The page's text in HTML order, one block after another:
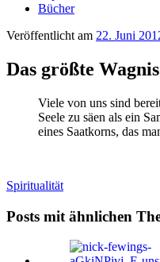
Bücher
Veröffentlicht am 22. Juni
Das größte Wagnis
Viele von uns sind
Seele zu säen als ein
eines Saatkorns, das
Spiritualität
Posts mit ähnlichen